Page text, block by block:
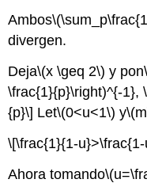
Ambos
divergen.
Deja\(x \geq 2\) y pon
\frac{1}{p}\right)^{-1},
{p}\] Let\(0<u<1\) y
\[\frac{1}{1-
Ahora tomando